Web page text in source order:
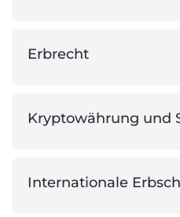
Erbrecht
Kryptowährung und
Internationale